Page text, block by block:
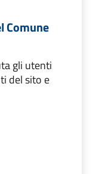
Comune
gli utenti
del sito e